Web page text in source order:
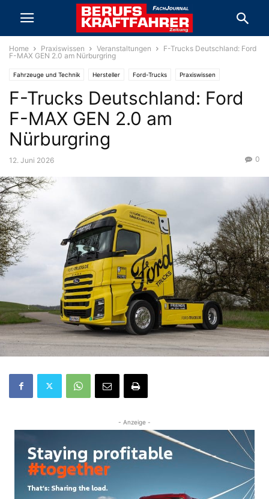
Home Praxiswissen Veranstaltungen
F-Trucks Deutschland: Ford
F-MAX GEN 2.0 am Nürburgring
Fahrzeuge und Technik Hersteller Ford-Trucks Praxiswissen
Veranstaltungen
F-Trucks Deutschland: Ford
F-MAX GEN 2.0 am
Nürburgring
12. Juni 2026 0
- Anzeige -